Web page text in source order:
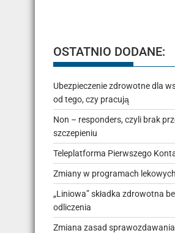
OSTATNIO DODANE:
Ubezpieczenie zdrowotne dla
od tego, czy pracują
Non – responders, czyli brak
szczepieniu
Teleplatforma Pierwszego
Zmiany w programach lekowych
„Liniowa” składka zdrowotna
odliczenia
Zmiana zasad